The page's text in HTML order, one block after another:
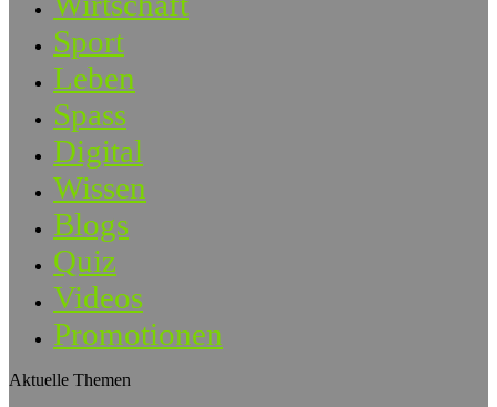
Sport
Leben
Spass
Digital
Wissen
Blogs
Quiz
Videos
Promotionen
Aktuelle Themen